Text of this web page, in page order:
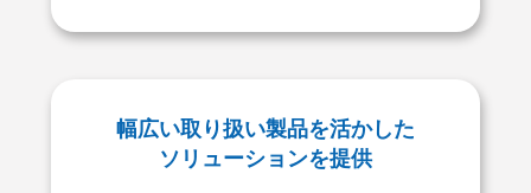
幅広い取り扱い製品を活かした
ソリューションを提供